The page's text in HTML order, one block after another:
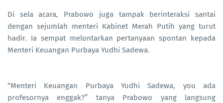
Di sela acara, Prabowo juga tampak berinteraksi santai
dengan sejumlah menteri Kabinet Merah Putih yang turut
hadir. Ia sempat melontarkan pertanyaan spontan kepada
Menteri Keuangan Purbaya Yudhi Sadewa.
“Menteri Keuangan Purbaya Yudhi Sadewa, you ada
profesornya enggak?” tanya Prabowo yang langsung